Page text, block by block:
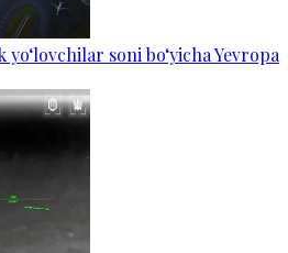
soni bo‘yicha Yevropa